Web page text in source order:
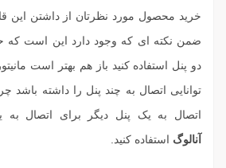
خرید محصول مورد نظرتان از داشتن این
ضمن نکته ای که وجود دارد این است که
دو پنل استفاده کنید باز هم بهتر است
توانایی اتصال به چند پنل را داشته باشد
اتصال به یک پنل دیگر برای اتصال به
آنالوگ استفاده کنید.